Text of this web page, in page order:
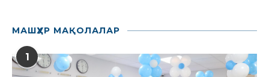
МАШҲУР МАҚОЛАЛАР
1